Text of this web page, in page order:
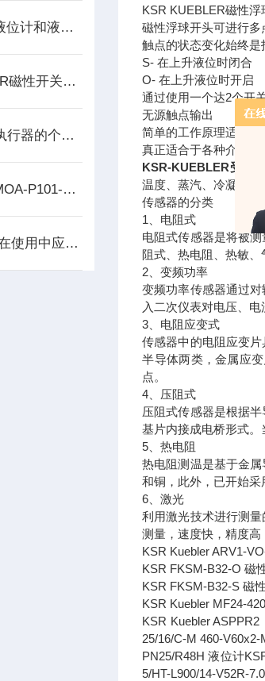
KSR Kuebler液位计和液位变送器有什么区别
KSR KUEBLER磁性开关起什么作用
BELIMO风阀执行器的个性化设计分析
GAST真空泵MOA-P101-CD抽气泵的特性
阿托斯电磁阀在使用中应注意的事项
KSR KUEBLER磁性浮
磁性浮球开头可进行多
触点的状态变化始终是
S- 在上升液位时闭合
O- 在上升液位时开启
通过使用一个达2个开
无源触点输出
简单的工作原理适合于
真正适合于各种介质液
KSR-KUEBLER受限
温度、蒸汽、冷凝水、
传感器的分类
1、电阻式
电阻式传感器是将被
阻式、热电阻、热敏、
2、变频功率
变频功率传感器通过
入二次仪表对电压、电
3、电阻应变式
传感器中的电阻应变
半导体两类，金属应
点。
4、压阻式
压阻式传感器是根据
基片内接成电桥形式。
5、热电阻
热电阻测温是基于金
和铜，此外，已开始采
6、激光
利用激光技术进行测
测量，速度快，精度高
KSR Kuebler ARV1-
KSR FKSM-B32-O 磁
KSR FKSM-B32-S 磁
KSR Kuebler MF24-
KSR Kuebler
25/16/C-M 460-
PN25/R48H 液位计
5/HT-L900/14-V52R-